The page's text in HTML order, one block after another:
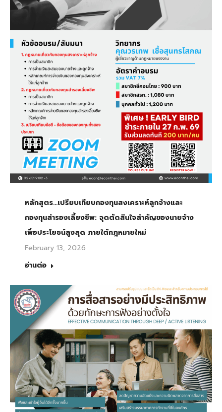
หลักสูตร…เปรียบเทียบกองทุนสงเคราะห์ลูกจ้างและ
กองทุนสำรองเลี้ยงชีพ: จุดตัดสินใจสำคัญของนายจ้าง
เพื่อประโยชน์สูงสุด ภายใต้กฎหมายใหม่
February 13, 2026
อ่านต่อ